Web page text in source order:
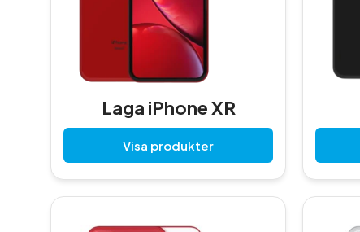
Laga iPhone XR
Visa produkter